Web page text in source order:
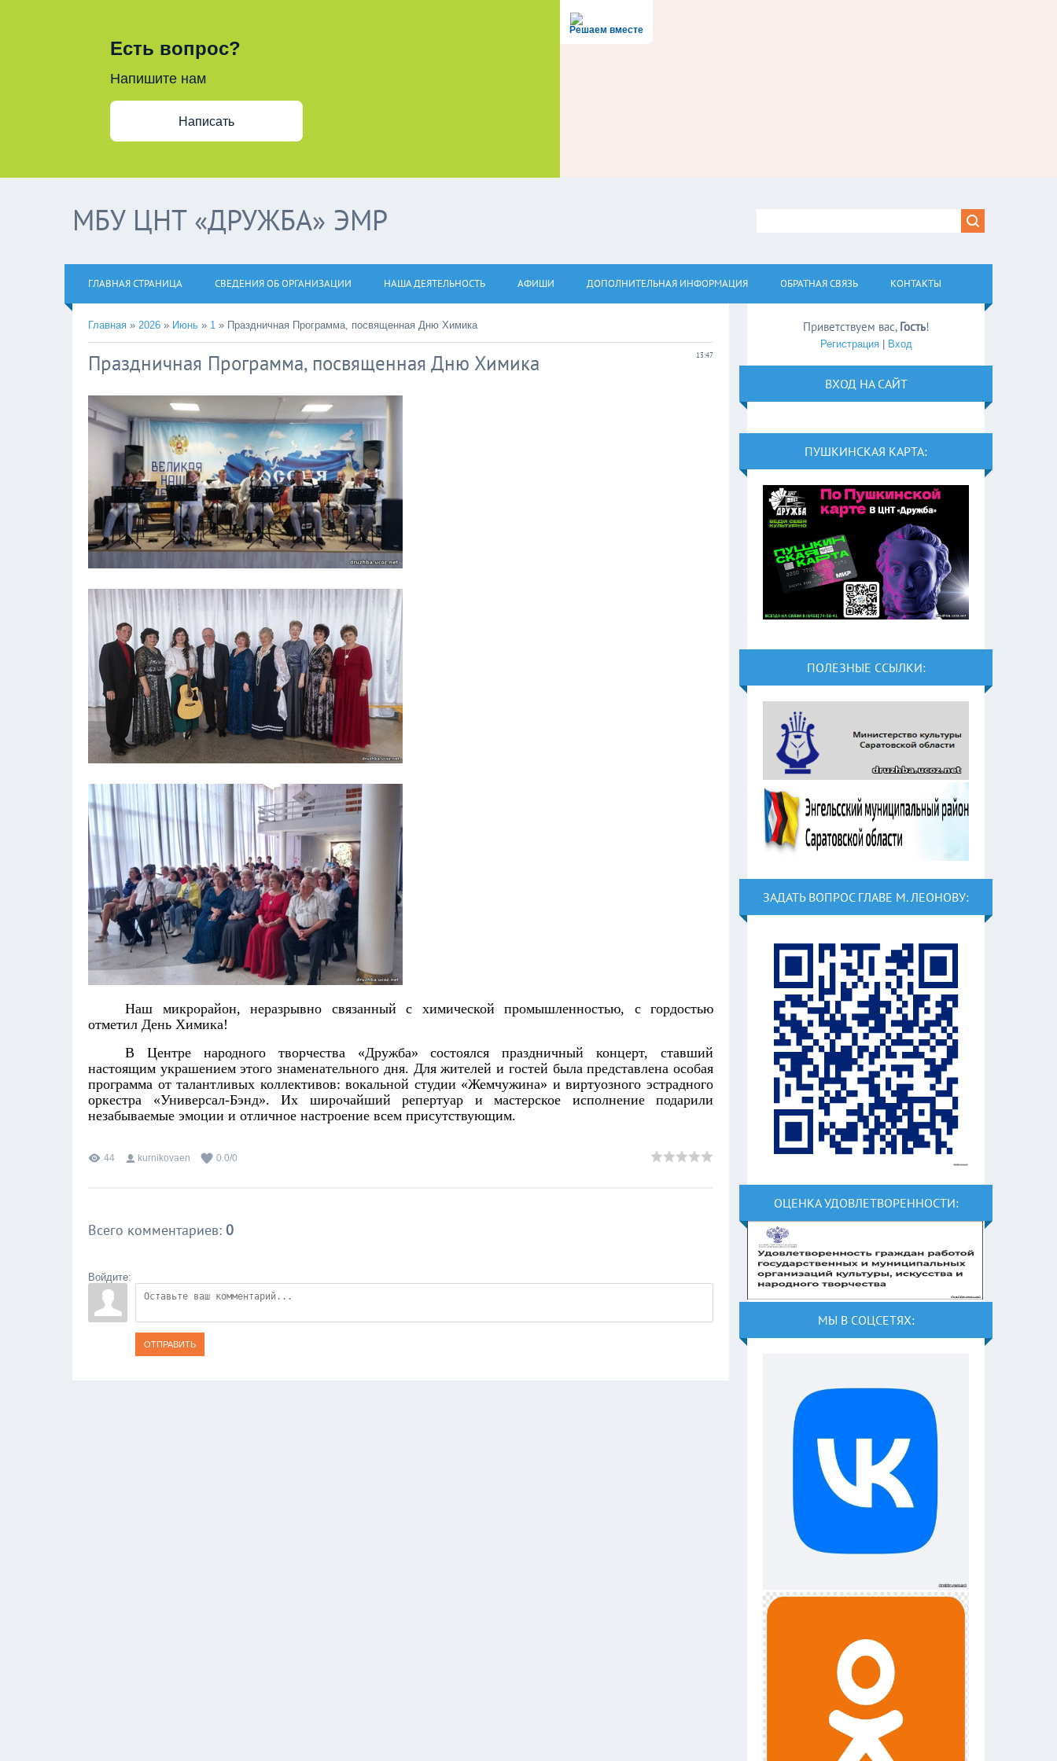
Решаем вместе
Есть вопрос?
Напишите нам
Написать
МБУ ЦНТ «ДРУЖБА» ЭМР
ГЛАВНАЯ СТРАНИЦА СВЕДЕНИЯ ОБ ОРГАНИЗАЦИИ НАША ДЕЯТЕЛЬНОСТЬ АФИШИ ДОПОЛНИТЕЛЬНАЯ ИНФОРМАЦИЯ ОБРАТНАЯ СВЯЗЬ КОНТАКТЫ
Главная » 2026 » Июнь » 1 » Праздничная Программа, посвященная Дню Химика
13:47
Праздничная Программа, посвященная Дню Химика
Наш микрорайон, неразрывно связанный с химической промышленностью, с гордостью
отметил День Химика!
В Центре народного творчества «Дружба» состоялся праздничный концерт, ставший
настоящим украшением этого знаменательного дня. Для жителей и гостей была представлена особая
программа от талантливых коллективов: вокальной студии «Жемчужина» и виртуозного эстрадного
оркестра «Универсал-Бэнд». Их широчайший репертуар и мастерское исполнение подарили
незабываемые эмоции и отличное настроение всем присутствующим.
44 kurnikovaen 0.0/0
Всего комментариев: 0
Войдите:
ОТПРАВИТЬ
Приветствуем вас, Гость!
Регистрация| Вход
ВХОД НА САЙТ
ПУШКИНСКАЯ КАРТА:
ПОЛЕЗНЫЕ ССЫЛКИ:
ЗАДАТЬ ВОПРОС ГЛАВЕ М. ЛЕОНОВУ:
ОЦЕНКА УДОВЛЕТВОРЕННОСТИ:
МЫ В СОЦСЕТЯХ: